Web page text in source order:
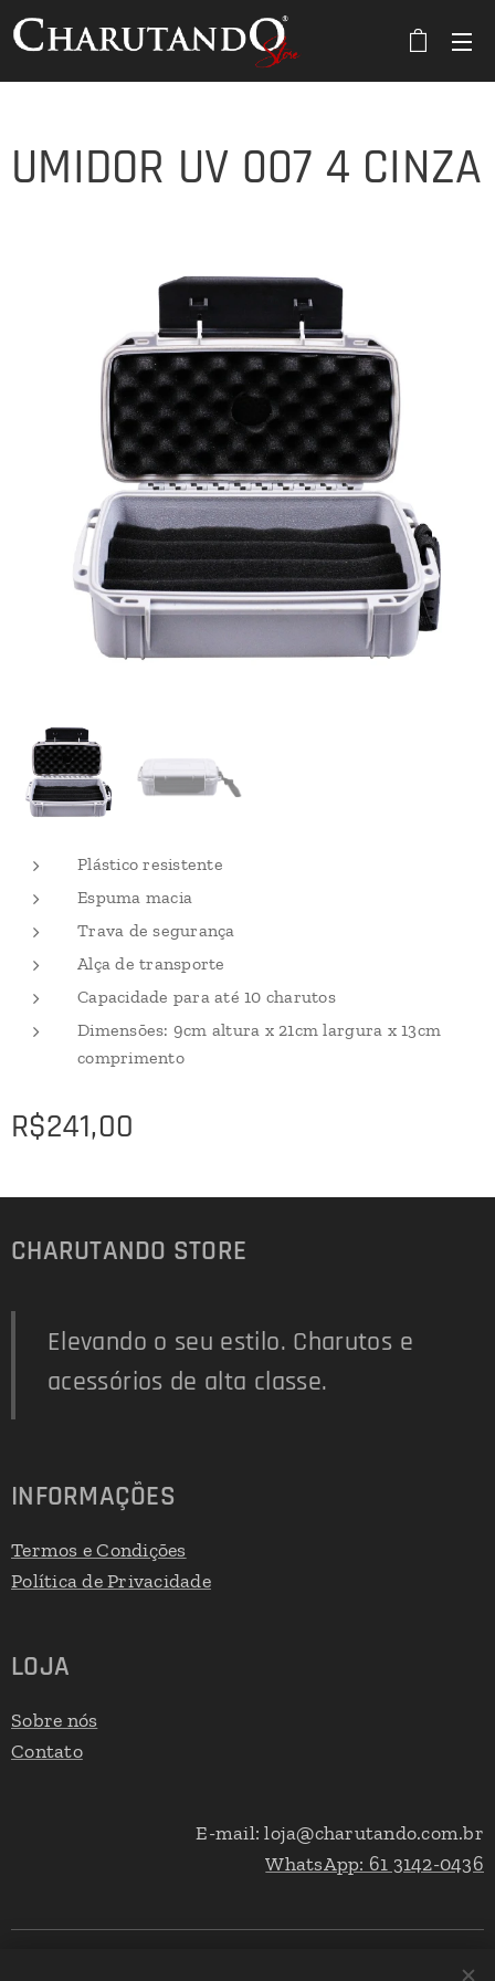
UMIDOR UV 007 4 CINZA
Plástico resistente
Espuma macia
Trava de segurança
Alça de transporte
Capacidade para até 10 charutos
Dimensões: 9cm altura x 21cm largura x 13cm
comprimento
R$241,00
CHARUTANDO STORE
Elevando o seu estilo. Charutos e
acessórios de alta classe.
INFORMAÇÕES
Termos e Condições
Política de Privacidade
LOJA
Sobre nós
Contato
E-mail: loja@charutando.com.br
WhatsApp: 61 3142-0436